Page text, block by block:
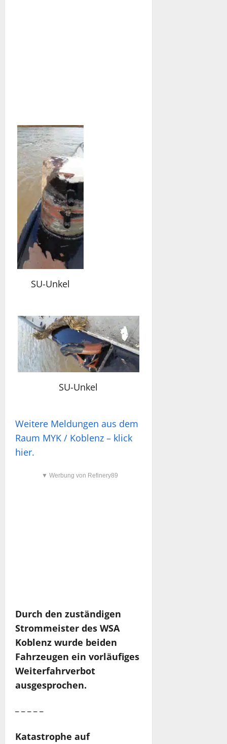
SU-Unkel
SU-Unkel
Weitere Meldungen aus dem
Raum MYK / Koblenz – klick
hier.
▼ Werbung von Refinery89
Durch den zuständigen
Strommeister des WSA
Koblenz wurde beiden
Fahrzeugen ein vorläufiges
Weiterfahrverbot
ausgesprochen.
Katastrophe auf